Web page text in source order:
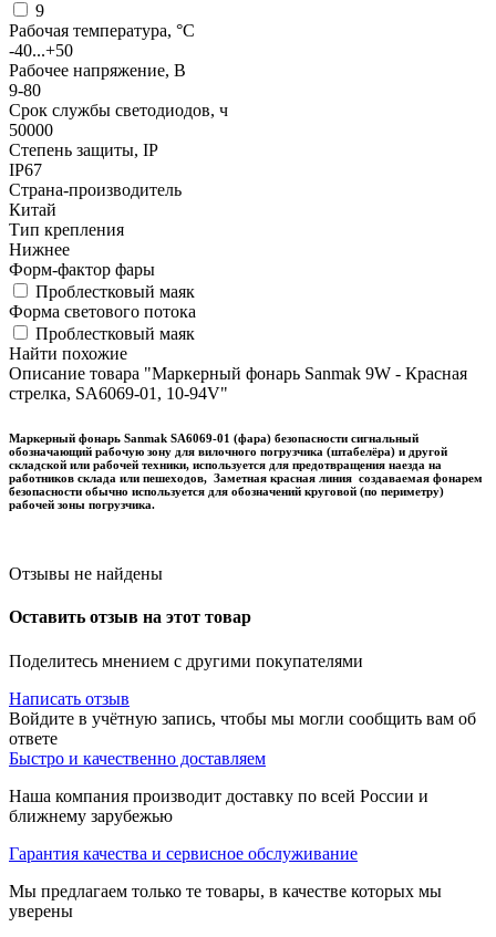
9
Рабочая температура, °С
-40...+50
Рабочее напряжение, В
9-80
Срок службы светодиодов, ч
50000
Степень защиты, IP
IP67
Страна-производитель
Китай
Тип крепления
Нижнее
Форм-фактор фары
Проблестковый маяк
Форма светового потока
Проблестковый маяк
Найти похожие
Описание товара "Маркерный фонарь Sanmak 9W - Красная
стрелка, SA6069-01, 10-94V"
Маркерный фонарь Sanmak SA6069-01 (фара) безопасности сигнальный
обозначающий рабочую зону для вилочного погрузчика (штабелёра) и другой
складской или рабочей техники, используется для предотвращения наезда на
работников склада или пешеходов, Заметная красная линия создаваемая фонарем
безопасности обычно используется для обозначений круговой (по периметру)
рабочей зоны погрузчика.
Отзывы не найдены
Оставить отзыв на этот товар
Поделитесь мнением с другими покупателями
Написать отзыв
Войдите в учётную запись, чтобы мы могли сообщить вам об
ответе
Быстро и качественно доставляем
Наша компания производит доставку по всей России и
ближнему зарубежью
Гарантия качества и сервисное обслуживание
Мы предлагаем только те товары, в качестве которых мы
уверены